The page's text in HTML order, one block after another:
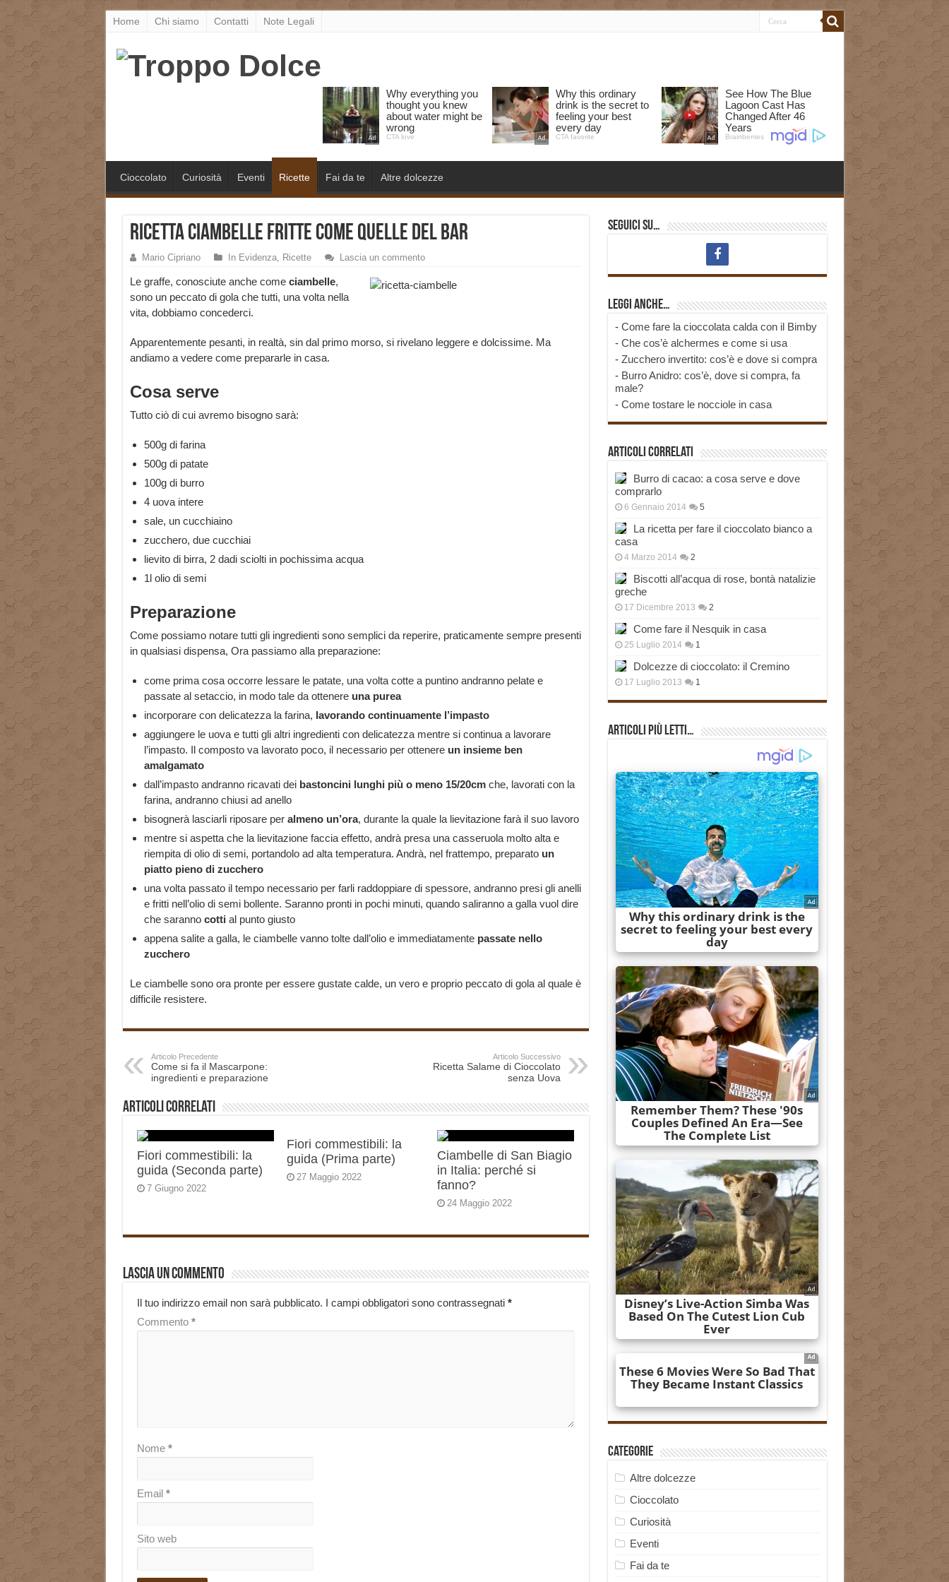
Home Chi siamo Contatti Note Legali
Cioccolato Curiosità Eventi Ricette Fai da te Altre dolcezze
Ricetta Ciambelle Fritte come quelle del Bar
Mario Cipriano In Evidenza, Ricette Lascia un commento
Le graffe, conosciute anche come ciambelle,
sono un peccato di gola che tutti, una volta nella
vita, dobbiamo concederci.
Apparentemente pesanti, in realtà, sin dal primo morso, si rivelano leggere e dolcissime. Ma
andiamo a vedere come prepararle in casa.
Cosa serve
Tutto ciò di cui avremo bisogno sarà:
500g di farina
500g di patate
100g di burro
4 uova intere
sale, un cucchiaino
zucchero, due cucchiai
lievito di birra, 2 dadi sciolti in pochissima acqua
1l olio di semi
Preparazione
Come possiamo notare tutti gli ingredienti sono semplici da reperire, praticamente sempre presenti
in qualsiasi dispensa, Ora passiamo alla preparazione:
come prima cosa occorre lessare le patate, una volta cotte a puntino andranno pelate e
passate al setaccio, in modo tale da ottenere una purea
incorporare con delicatezza la farina, lavorando continuamente l’impasto
aggiungere le uova e tutti gli altri ingredienti con delicatezza mentre si continua a lavorare
l’impasto. Il composto va lavorato poco, il necessario per ottenere un insieme ben
amalgamato
dall’impasto andranno ricavati dei bastoncini lunghi più o meno 15/20cmche, lavorati con la
farina, andranno chiusi ad anello
bisognerà lasciarli riposare per almeno un’ora, durante la quale la lievitazione farà il suo lavoro
mentre si aspetta che la lievitazione faccia effetto, andrà presa una casseruola molto alta e
riempita di olio di semi, portandolo ad alta temperatura. Andrà, nel frattempo, preparato un
piatto pieno di zucchero
una volta passato il tempo necessario per farli raddoppiare di spessore, andranno presi gli anelli
e fritti nell’olio di semi bollente. Saranno pronti in pochi minuti, quando saliranno a galla vuol dire
che sarannocotti al punto giusto
appena salite a galla, le ciambelle vanno tolte dall’olio e immediatamente passate nello
zucchero
Le ciambelle sono ora pronte per essere gustate calde, un vero e proprio peccato di gola al quale è
difficile resistere.
Articolo Precedente
Come si fa il Mascarpone:
ingredienti e preparazione
Articolo Successivo
Ricetta Salame di Cioccolato
senza Uova
Articoli correlati
Fiori commestibili: la
guida (Seconda parte)
7 Giugno 2022
Fiori commestibili: la
guida (Prima parte)
27 Maggio 2022
Ciambelle di San Biagio
in Italia: perché si
fanno?
24 Maggio 2022
Lascia un commento
Il tuo indirizzo email non sarà pubblicato. I campi obbligatori sono contrassegnati *
Commento *
Nome *
Email *
Sito web
Seguici su…
Leggi anche…
- Come fare la cioccolata calda con il Bimby
- Che cos’è alchermes e come si usa
- Zucchero invertito: cos’è e dove si compra
- Burro Anidro: cos’è, dove si compra, fa
male?
- Come tostare le nocciole in casa
Articoli correlati
Burro di cacao: a cosa serve e dove
comprarlo
6 Gennaio 2014 5
La ricetta per fare il cioccolato bianco a
casa
4 Marzo 2014 2
Biscotti all’acqua di rose, bontà natalizie
greche
17 Dicembre 2013 2
Come fare il Nesquik in casa
25 Luglio 2014 1
Dolcezze di cioccolato: il Cremino
17 Luglio 2013 1
Articoli più Letti…
Categorie
Altre dolcezze
Cioccolato
Curiosità
Eventi
Fai da te